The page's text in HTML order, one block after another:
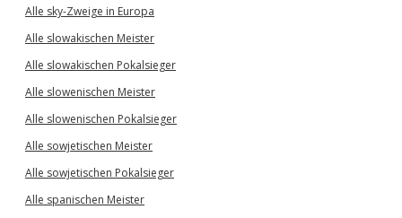
Alle sky-Zweige in Europa
Alle slowakischen Meister
Alle slowakischen Pokalsieger
Alle slowenischen Meister
Alle slowenischen Pokalsieger
Alle sowjetischen Meister
Alle sowjetischen Pokalsieger
Alle spanischen Meister